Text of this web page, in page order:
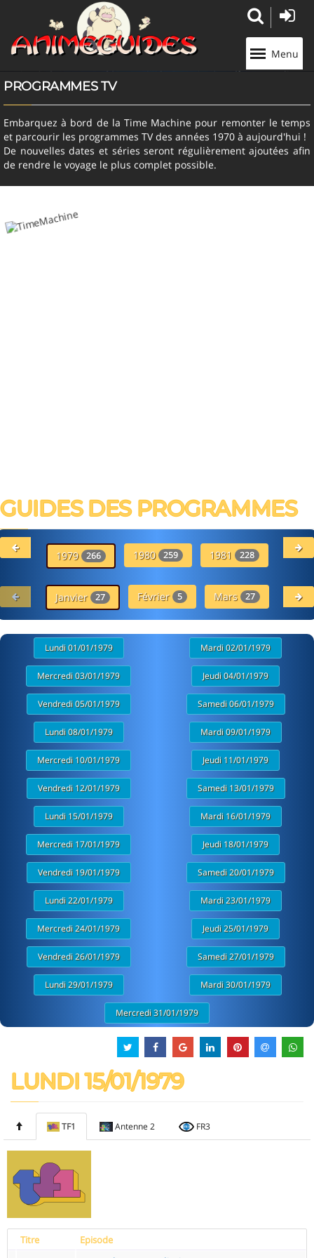
Menu
PROGRAMMES TV
Embarquez à bord de la Time Machine pour remonter le temps
et parcourir les programmes TV des années 1970 à aujourd'hui !
De nouvelles dates et séries seront régulièrement ajoutées afin
de rendre le voyage le plus complet possible.
GUIDES DES PROGRAMMES
1979 266 1980 259 1981 228
Janvier 27 Février 5 Mars 27
Lundi 01/01/1979 Mardi 02/01/1979
Mercredi 03/01/1979 Jeudi 04/01/1979
Vendredi 05/01/1979 Samedi 06/01/1979
Lundi 08/01/1979 Mardi 09/01/1979
Mercredi 10/01/1979 Jeudi 11/01/1979
Vendredi 12/01/1979 Samedi 13/01/1979
Lundi 15/01/1979 Mardi 16/01/1979
Mercredi 17/01/1979 Jeudi 18/01/1979
Vendredi 19/01/1979 Samedi 20/01/1979
Lundi 22/01/1979 Mardi 23/01/1979
Mercredi 24/01/1979 Jeudi 25/01/1979
Vendredi 26/01/1979 Samedi 27/01/1979
Lundi 29/01/1979 Mardi 30/01/1979
Mercredi 31/01/1979
LUNDI 15/01/1979
TF1 Antenne 2 FR3
Titre Episode
Panneau de gestion des cookies